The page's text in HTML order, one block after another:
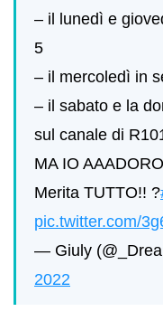
– il lunedì e
5
– il mercoledì in
– il sabato e la
sul canale di
MA IO
Merita TUTTO!! ?
pic.twitter.com/
— Giuly
2022